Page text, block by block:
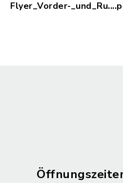
Flyer_Vorder-